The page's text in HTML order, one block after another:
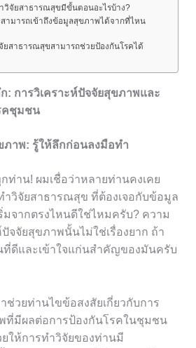
วิจัยสาธารณสุขมีขั้นตอนอะไรบ้าง?
สามารถเข้าถึงข้อมูลสุขภาพได้จากที่ไหน
ยสาธารณสุขสามารถช่วยป้องกันโรคได้
: การวิเคราะห์ปัจจัยสุขภาพและ
คชุมชน
ภาพ: รู้ให้ลึกก่อนลงมือทำ
าน! ผมเชื่อว่าหลายท่านคงเคย
วิจัยสาธารณสุข ที่ต้องเจอกับข้อมูล
มจากตรงไหนดีใช่ไหมครับ? ความ
ปัจจัยสุขภาพนั้นไม่ใช่เรื่องยาก ถ้า
ที่ดีและเข้าใจแก่นสำคัญของมันครับ
วยท่านไขข้อสงสัยเกี่ยวกับการ
ที่มีผลต่อการป้องกันโรคในชุมชน
ให้การทำวิจัยของท่านมี